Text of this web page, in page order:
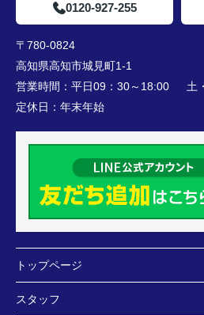
0120-927-255
〒780-0824
高知県高知市城見町1-1
営業時間： 平日09：30～18:00 土
定休日： 年末年始
トップページ
スタッフ